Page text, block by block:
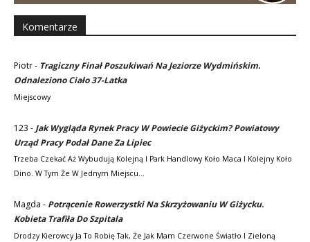
Komentarze
Piotr- Tragiczny Finał Poszukiwań Na Jeziorze Wydmińskim.
Odnaleziono Ciało 37-Latka
Miejscowy
123 - Jak Wygląda Rynek Pracy W Powiecie Giżyckim? Powiatowy
Urząd Pracy Podał Dane Za Lipiec
Trzeba Czekać Aż Wybudują Kolejną I Park Handlowy Koło Maca I Kolejny Koło
Dino. W Tym Że W Jednym Miejscu…
Magda - Potrącenie Rowerzystki Na Skrzyżowaniu W Giżycku.
Kobieta Trafiła Do Szpitala
Drodzy Kierowcy Ja To Robię Tak, Że Jak Mam Czerwone Światło I Zieloną